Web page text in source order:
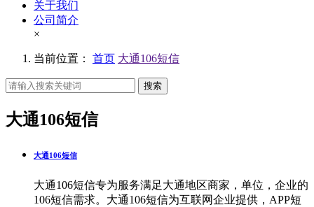
关于我们
公司简介
×
当前位置： 首页 大通106短信
搜索
大通106短信
大通106短信
大通106短信专为服务满足大通地区商家，单位，企业的
106短信需求。大通106短信为互联网企业提供，APP短